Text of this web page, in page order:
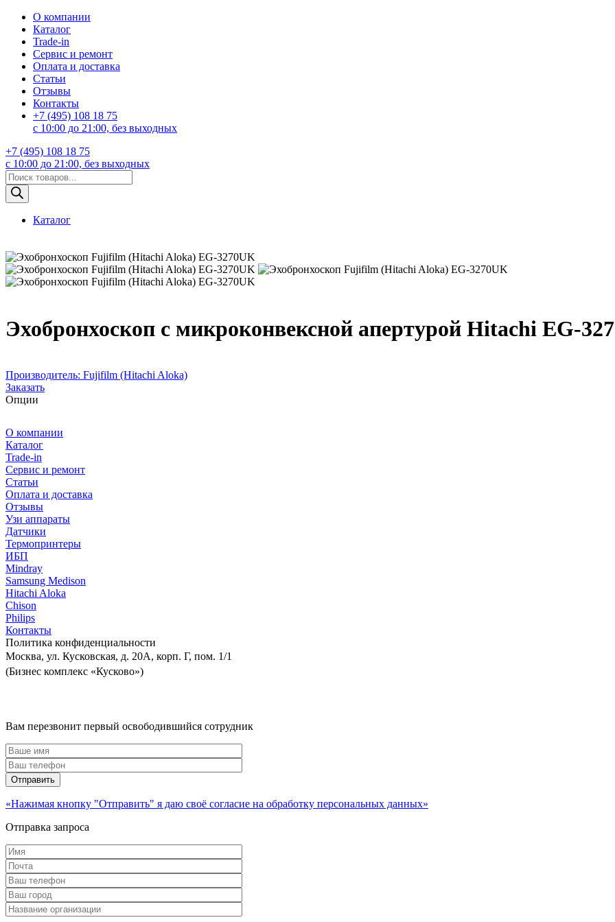
О компании
Каталог
Trade-in
Сервис и ремонт
Оплата и доставка
Статьи
Отзывы
Контакты
+7 (495) 108 18 75
с 10:00 до 21:00, без выходных
+7 (495) 108 18 75
с 10:00 до 21:00, без выходных
Поиск
товаров
Каталог
Эхобронхоскоп с микроконвексной апертурой Hitachi EG-
Производитель: Fujifilm (Hitachi Aloka)
Заказать
Опции
О компании
Каталог
Trade-in
Сервис и ремонт
Статьи
Оплата и доставка
Отзывы
Узи аппараты
Датчики
Термопринтеры
ИБП
Mindray
Samsung Medison
Hitachi Aloka
Сhison
Philips
Контакты
Политика конфиденциальности
Москва, ул. Кусковская, д. 20А, корп. Г, пом. 1/1
(Бизнес комплекс «Кусково»)
Вам перезвонит первый освободившийся сотрудник
«Нажимая кнопку "Отправить" я даю своё согласие на обработку персональных данных»
Отправка запроса